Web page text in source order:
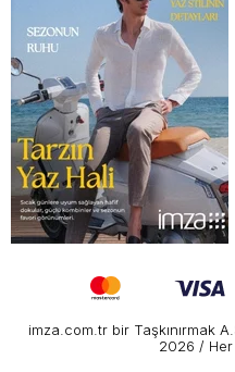
imza.com.tr bir Taşkınırmak
2026 / Her